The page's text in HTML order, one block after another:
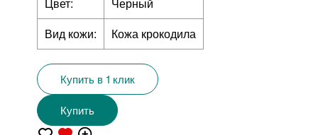
Вид кожи:
Кожа крокодила
Купить в 1 клик
Купить